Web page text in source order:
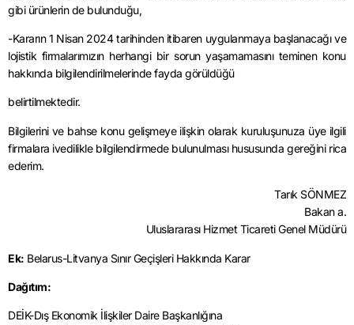
gibi ürünlerin de bulunduğu,
-Kararın 1 Nisan 2024 tarihinden itibaren uygulanmaya başlanacağı ve
lojistik firmalarımızın herhangi bir sorun yaşamamasını teminen konu
hakkında bilgilendirilmelerinde fayda görüldüğü
belirtilmektedir.
Bilgilerini ve bahse konu gelişmeye ilişkin olarak kuruluşunuza üye ilgili
firmalara ivedilikle bilgilendirmede bulunulması hususunda gereğini rica
ederim.
Tarık SÖNMEZ
Bakan a.
Uluslararası Hizmet Ticareti Genel Müdürü
Ek: Belarus-Litvanya Sınır Geçişleri Hakkında Karar
Dağıtım:
DEİK-Dış Ekonomik İlişkiler Daire Başkanlığına